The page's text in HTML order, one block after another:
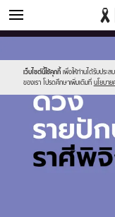
ดูดวง
เว็บไซต์นี้ใช้คุกกี้ เพื่อให้ท่านได้รับประ
ของเรา โปรดศึกษาเพิ่มเติมที่ นโยบาย
new-
sanook.png
scorpio.jpg